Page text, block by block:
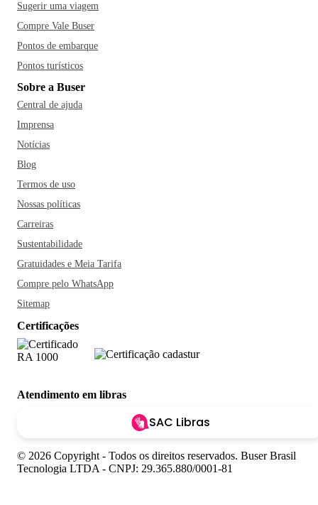
Sugerir uma viagem
Compre Vale Buser
Pontos de embarque
Pontos turísticos
Sobre a Buser
Central de ajuda
Imprensa
Notícias
Blog
Termos de uso
Nossas políticas
Carreiras
Sustentabilidade
Gratuidades e Meia Tarifa
Compre pelo WhatsApp
Sitemap
Certificações
Atendimento em libras
SAC Libras
© 2026 Copyright - Todos os direitos reservados. Buser Brasil
Tecnologia LTDA - CNPJ: 29.365.880/0001-81